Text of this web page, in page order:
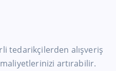
tedarikçilerden alışveriş
artırabilir.